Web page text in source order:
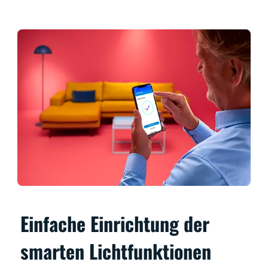
Einfache Einrichtung der
smarten Lichtfunktionen